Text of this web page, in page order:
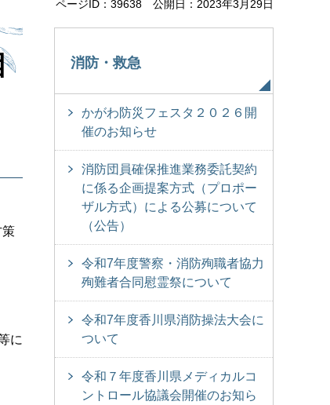
ページID：39638 公開日：2023年3月29日
に
消防・救急
かがわ防災フェスタ２０２６開
催のお知らせ
消防団員確保推進業務委託契約
に係る企画提案方式（プロポー
ザル方式）による公募について
（公告）
令和7年度警察・消防殉職者協力
殉難者合同慰霊祭について
令和7年度香川県消防操法大会に
ついて
令和７年度香川県メディカルコ
ントロール協議会開催のお知ら